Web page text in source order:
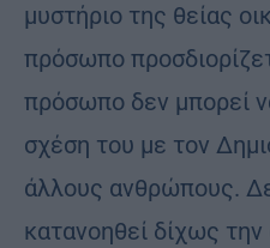
μυστήριο της θείας
πρόσωπο
πρόσωπο δεν μπορεί
σχέση του με τον
άλλους ανθρώπους.
κατανοηθεί δίχως